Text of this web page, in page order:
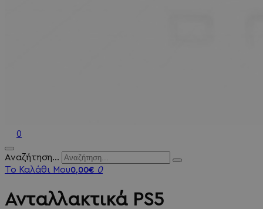
0
Αναζήτηση...
Το Καλάθι Μου0,00€ 0
Ανταλλακτικά PS5